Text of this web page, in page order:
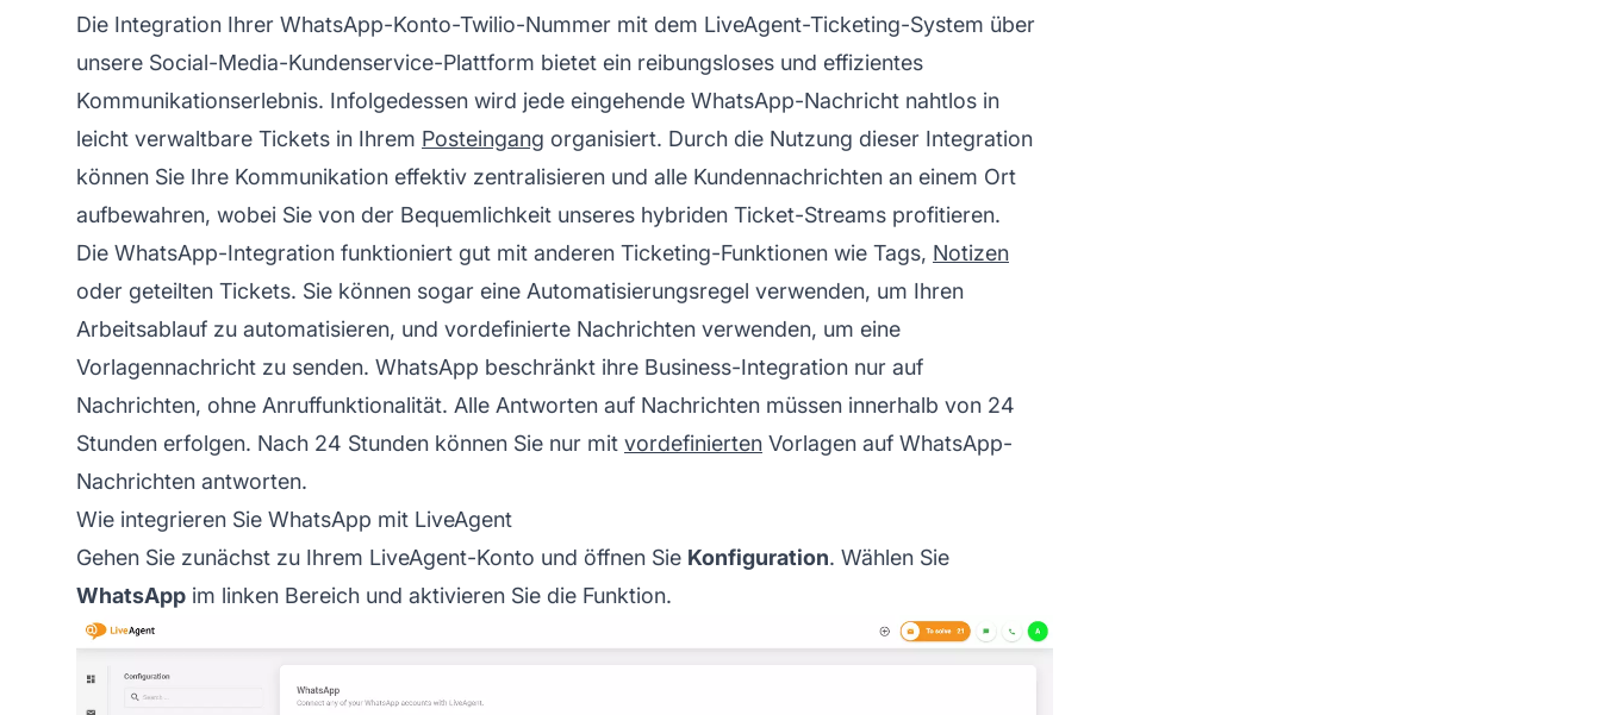
Die Integration Ihrer WhatsApp-Konto-Twilio-Nummer mit dem LiveAgent-Ticketing-System über
unsere Social-Media-Kundenservice-Plattform bietet ein reibungsloses und effizientes
Kommunikationserlebnis. Infolgedessen wird jede eingehende WhatsApp-Nachricht nahtlos in
leicht verwaltbare Tickets in Ihrem Posteingang organisiert. Durch die Nutzung dieser Integration
können Sie Ihre Kommunikation effektiv zentralisieren und alle Kundennachrichten an einem Ort
aufbewahren, wobei Sie von der Bequemlichkeit unseres hybriden Ticket-Streams profitieren.
Die WhatsApp-Integration funktioniert gut mit anderen Ticketing-Funktionen wie Tags, Notizen
oder geteilten Tickets. Sie können sogar eine Automatisierungsregel verwenden, um Ihren
Arbeitsablauf zu automatisieren, und vordefinierte Nachrichten verwenden, um eine
Vorlagennachricht zu senden. WhatsApp beschränkt ihre Business-Integration nur auf
Nachrichten, ohne Anruffunktionalität. Alle Antworten auf Nachrichten müssen innerhalb von 24
Stunden erfolgen. Nach 24 Stunden können Sie nur mit vordefinierten Vorlagen auf WhatsApp-
Nachrichten antworten.
Wie integrieren Sie WhatsApp mit LiveAgent
Gehen Sie zunächst zu Ihrem LiveAgent-Konto und öffnen Sie Konfiguration. Wählen Sie
WhatsApp im linken Bereich und aktivieren Sie die Funktion.